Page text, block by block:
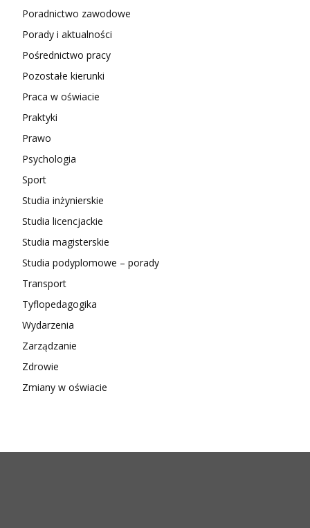
Poradnictwo zawodowe
Porady i aktualności
Pośrednictwo pracy
Pozostałe kierunki
Praca w oświacie
Praktyki
Prawo
Psychologia
Sport
Studia inżynierskie
Studia licencjackie
Studia magisterskie
Studia podyplomowe – porady
Transport
Tyflopedagogika
Wydarzenia
Zarządzanie
Zdrowie
Zmiany w oświacie